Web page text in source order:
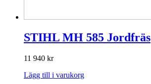
STIHL MH 585 Jordfräs
11 940 kr
Lägg till i varukorg